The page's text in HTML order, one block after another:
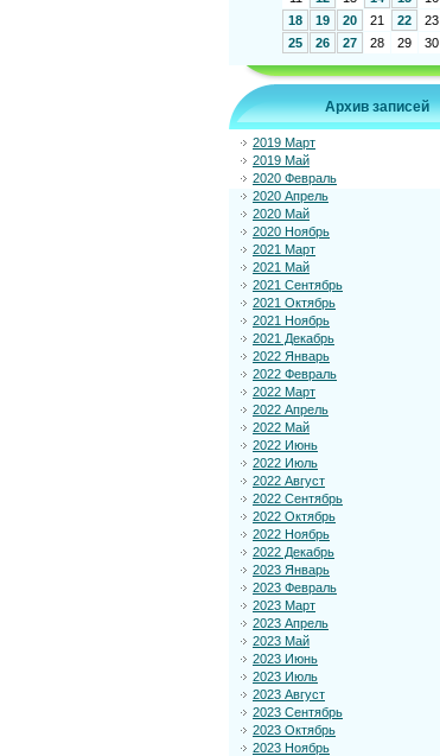
18
19 20 21 22 23
25
26 27 28 29 30
Архив записей
2019 Март
2019 Май
2020 Февраль
2020 Апрель
2020 Май
2020 Ноябрь
2021 Март
2021 Май
2021 Сентябрь
2021 Октябрь
2021 Ноябрь
2021 Декабрь
2022 Январь
2022 Февраль
2022 Март
2022 Апрель
2022 Май
2022 Июнь
2022 Июль
2022 Август
2022 Сентябрь
2022 Октябрь
2022 Ноябрь
2022 Декабрь
2023 Январь
2023 Февраль
2023 Март
2023 Апрель
2023 Май
2023 Июнь
2023 Июль
2023 Август
2023 Сентябрь
2023 Октябрь
2023 Ноябрь